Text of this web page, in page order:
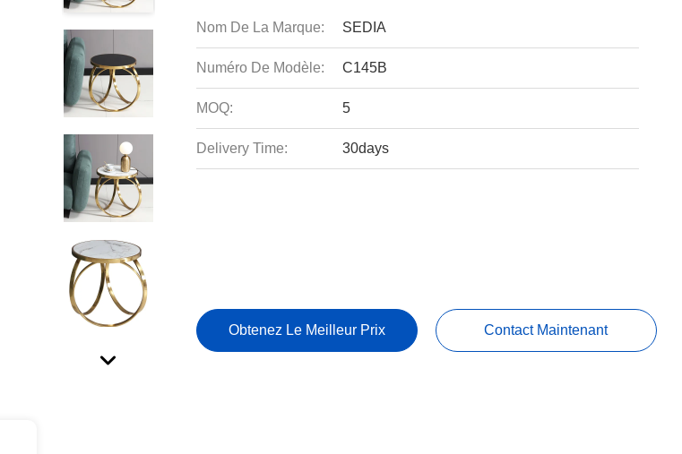
Nom De La Marque: SEDIA
Numéro De Modèle: C145B
MOQ: 5
Delivery Time: 30days
Obtenez Le Meilleur Prix Contact Maintenant